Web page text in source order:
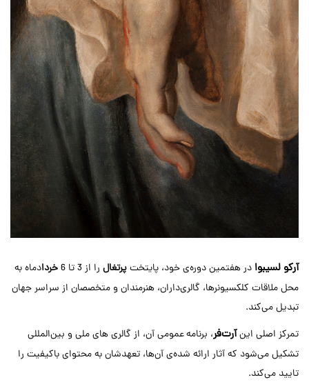
آرکو لسیبوا در هفتمین دوره‌ی خود، پایتختپرتغال را از 3 تا 6 خردادماه به
محل ملاقات کلکسیونرها، گالری‌داران، هنرمندان و متخصصان از سراسر جهان
تبدیل می‌کند.
تمرکز اصلی اینآرت‌فر، برنامه عمومی آن، از گالری های ملی و بین‌المللی
تشکیل می‌شود که آثار ارائه شده‌ی آن‌ها، تعهدشان به محتوای باکیفیت را
تایید می‌کند.